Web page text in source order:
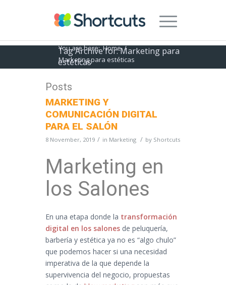
Tag Archive for: Marketing para
estéticas
You are here: Home /
Marketing para estéticas
Posts
MARKETING Y
COMUNICACIÓN DIGITAL
PARA EL SALÓN
8 November, 2019 / in Marketing / by Shortcuts
Marketing en
los Salones
En una etapa donde la transformación
digital en los salones de peluquería,
barbería y estética ya no es “algo chulo”
que podemos hacer si una necesidad
imperativa de la que depende la
supervivencia del negocio, propuestas